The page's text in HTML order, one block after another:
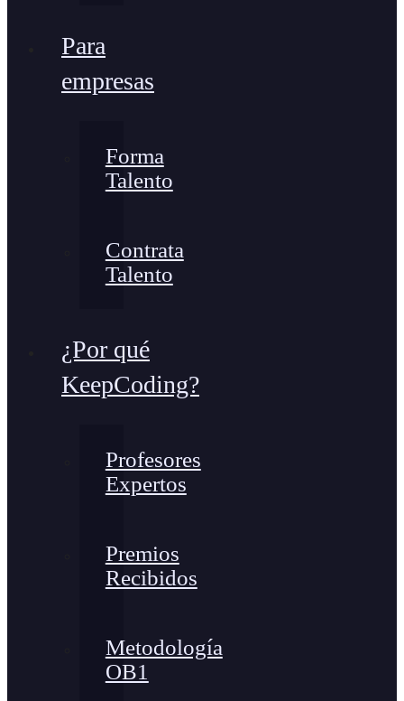
Para
empresas
Forma
Talento
Contrata
Talento
¿Por qué
KeepCoding?
Profesores
Expertos
Premios
Recibidos
Metodología
OB1